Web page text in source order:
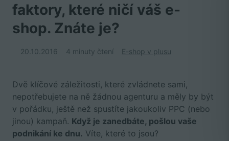
faktory, které ničí váš e-
shop. Znáte je?
20.10.2016 4 minuty čtení E-shop v plusu
Dvě klíčové záležitosti, které zvládnete sami,
nepotřebujete na ně žádnou agenturu a měly by být
v pořádku, ještě než spustíte jakoukoliv PPC (nebo
jinou) kampaň. Když je zanedbáte, pošlou vaše
podnikání ke dnu. Víte, které to jsou?